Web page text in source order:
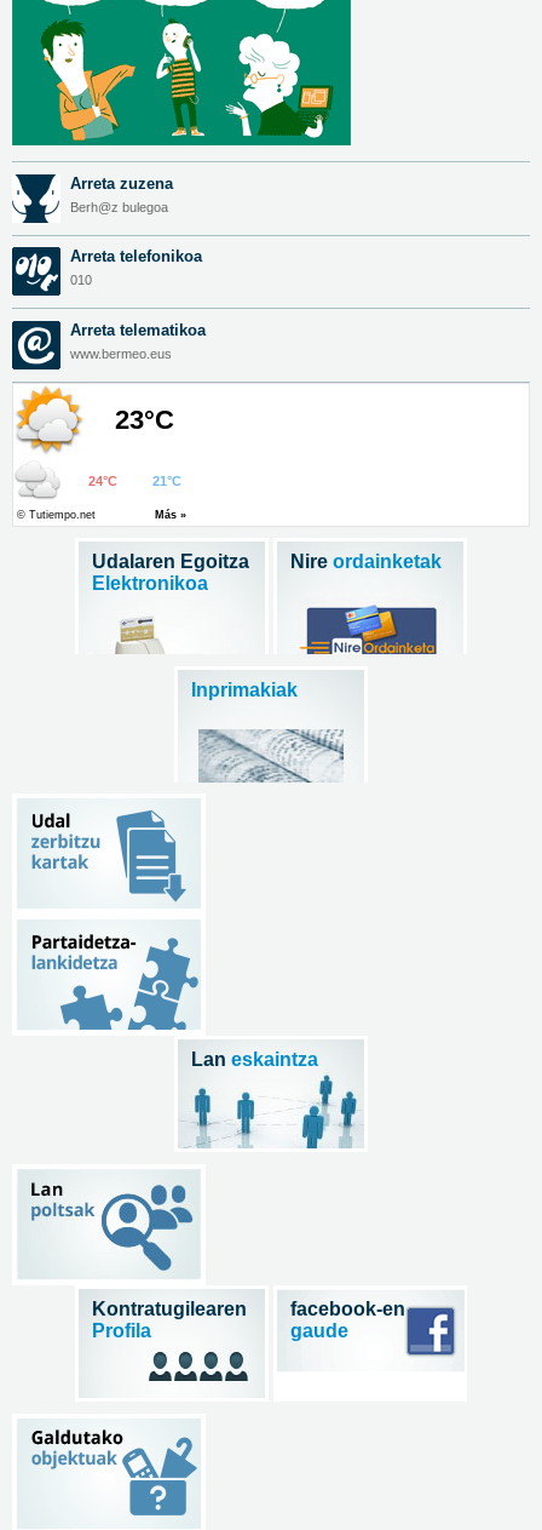
Arreta zuzena
Berh@z bulegoa
Arreta telefonikoa
010
Arreta telematikoa
www.bermeo.eus
Udalaren Egoitza
Elektronikoa
Nire ordainketak
Inprimakiak
Lan eskaintza
Kontratugilearen
Profila
facebook-en
gaude